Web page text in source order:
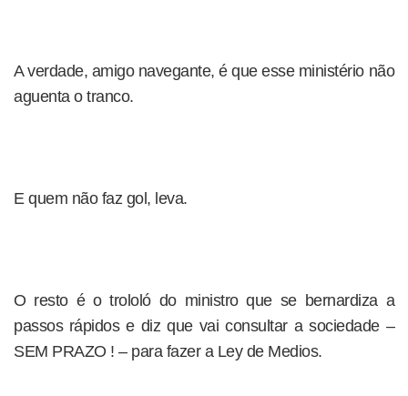
A verdade, amigo navegante, é que esse ministério não
aguenta o tranco.
E quem não faz gol, leva.
O resto é o trololó do ministro que se bernardiza a
passos rápidos e diz que vai consultar a sociedade –
SEM PRAZO ! – para fazer a Ley de Medios.